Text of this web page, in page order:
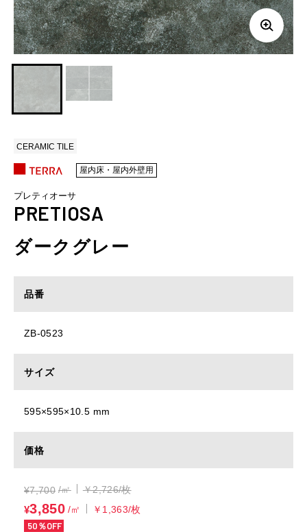
CERAMIC TILE
屋内床・屋内外壁用
プレティオーサ
PRETIOSA
ダークグレー
品番
ZB-0523
サイズ
595×595×10.5 mm
価格
¥7,700 /㎡ ￥2,726/枚
¥3,850 /㎡
￥1,363/枚
50％OFF